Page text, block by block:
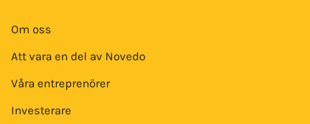
Om oss
Att vara en del av Novedo
Våra entreprenörer
Investerare